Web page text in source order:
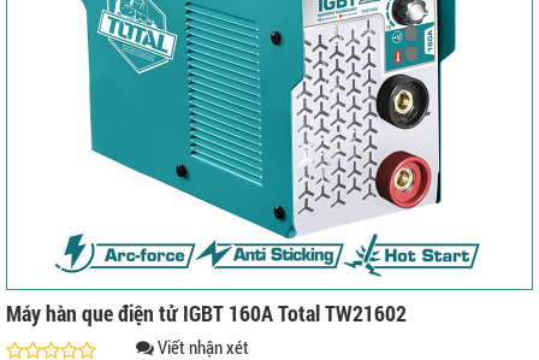
Máy hàn que điện tử IGBT 160A Total TW21602
Viết nhận xét